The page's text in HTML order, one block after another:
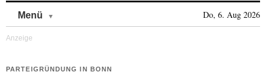
Menü Do, 6. Aug 2026
PARTEIGRÜNDUNG IN BONN